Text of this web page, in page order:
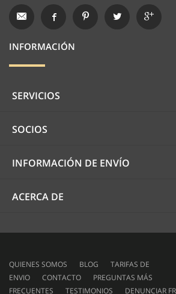
INFORMACIÓN
SERVICIOS
SOCIOS
INFORMACIÓN DE ENVÍO
ACERCA DE
QUIENES SOMOS BLOG
TARIFAS DE
ENVIO
CONTACTO
PREGUNTAS MÁS
FRECUENTES
TESTIMONIOS DENUNCIAR